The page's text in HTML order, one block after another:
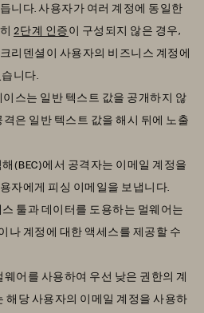
니다. 사용자가 여러 계정에 동일한
2단계 인증이 구성되지 않은 경우,
리덴셜이 사용자의 비즈니스 계정에
니다.
스는 일반 텍스트 값을 공개하지 않
은 일반 텍스트 값을 해시 뒤에 노출
(BEC)에서 공격자는 이메일 계정을
자에게 피싱 이메일을 보냅니다.
툴과 데이터를 도용하는 멀웨어는
나 계정에 대한 액세스를 제공할 수
어를 사용하여 우선 낮은 권한의 계
해당 사용자의 이메일 계정을 사용하